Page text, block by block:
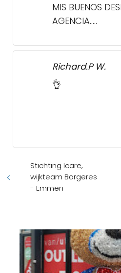
ME HAS
MIS BUENOS
Richard.P W.
wijkteam Bargeres